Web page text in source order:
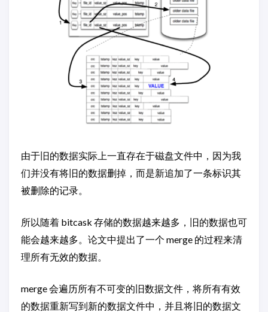
由于旧的数据实际上一直存在于磁盘文件中，因为我
们并没有将旧的数据删掉，而是新追加了一条标识其
被删除的记录。
所以随着 bitcask 存储的数据越来越多，旧的数据也可
能会越来越多。论文中提出了一个 merge 的过程来清
理所有无效的数据。
merge 会遍历所有不可变的旧数据文件，将所有有效
的数据重新写到新的数据文件中，并且将旧的数据文